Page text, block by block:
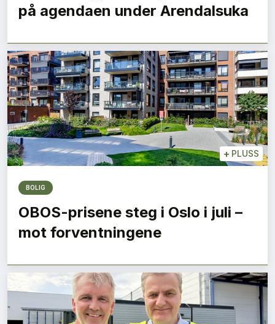
på agendaen under Arendalsuka
+ PLUSS
BOLIG
OBOS-prisene steg i Oslo i juli –
mot forventningene